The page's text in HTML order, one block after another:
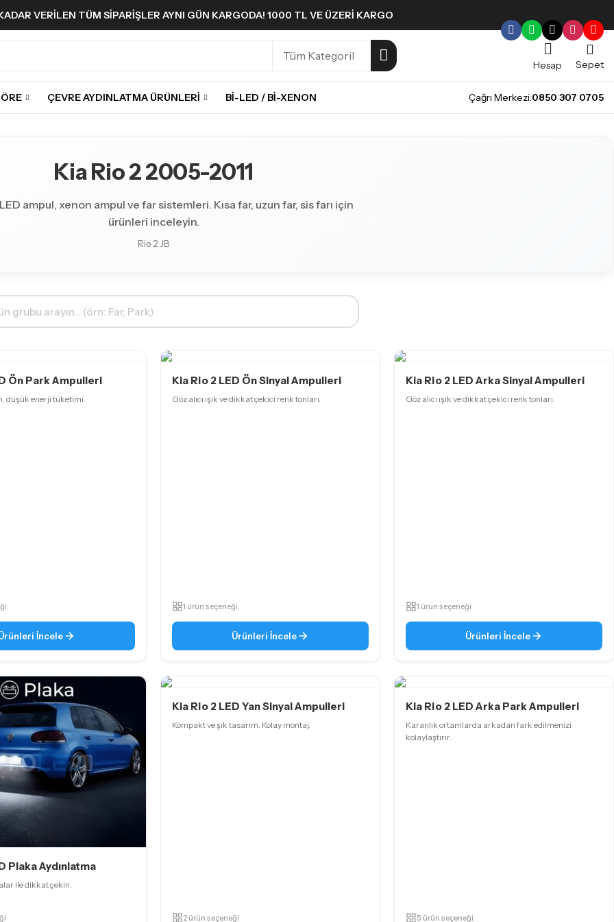
VERILEN TÜM SIPARIŞLER AYNI GÜN KARGODA! 1000 TL VE ÜZERI KARGO
Hesap
Sepet
ÇEVRE AYDINLATMA ÜRÜNLERI BI-LED / BI-XENON Çağrı Merkezi:0850 307 0705
Kia Rio 2 2005-2011
ampul, xenon ampul ve far sistemleri. Kısa far, uzun far, sis farı için
ürünleri inceleyin.
Rio 2 JB
Ön Park Ampulleri
düşük enerji tüketimi.
İncele
Kia Rio 2 LED Ön Sinyal Ampulleri
Göz alıcı ışık ve dikkat çekici renk tonları.
1 ürün seçeneği
Ürünleri İncele
Kia Rio 2 LED Arka Sinyal Ampulleri
Göz alıcı ışık ve dikkat çekici renk tonları.
1 ürün seçeneği
Ürünleri İncele
Plaka Aydınlatma
ile dikkat çekin.
Kia Rio 2 LED Yan Sinyal Ampulleri
Kompakt ve şık tasarım. Kolay montaj.
2 ürün seçeneği
Kia Rio 2 LED Arka Park Ampulleri
Karanlık ortamlarda arkadan fark edilmenizi
kolaylaştırır.
5 ürün seçeneği